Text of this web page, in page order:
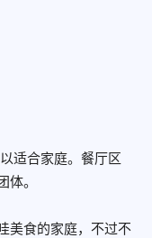
适合家庭。餐厅区
。
美食的家庭，不过不